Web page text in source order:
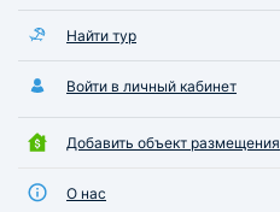
Найти тур
Войти в личный кабинет
Добавить объект размещения
О нас